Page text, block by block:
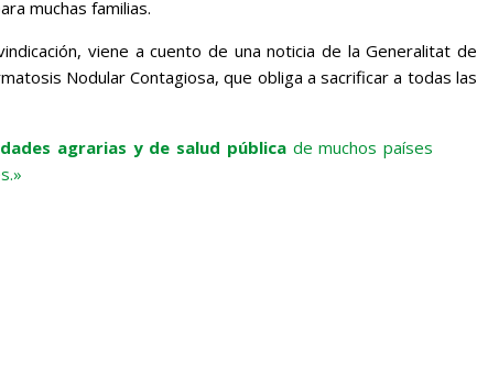
muchas familias.
viene a cuento de una noticia de la Generalitat de
Nodular Contagiosa, que obliga a sacrificar a todas las
agrarias y de salud públicade muchos países